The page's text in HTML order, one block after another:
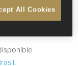
.
All Cookies